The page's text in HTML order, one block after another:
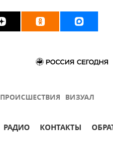
ПРОИСШЕСТВИЯ ВИЗУАЛ
РАДИО КОНТАКТЫ